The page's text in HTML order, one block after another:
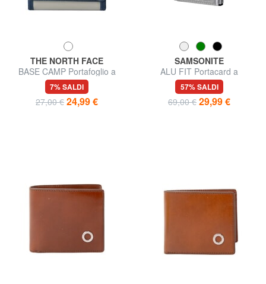
THE NORTH FACE
BASE CAMP Portafoglio a
strappo
7% SALDI
27,00 € 24,99 €
SAMSONITE
ALU FIT Portacard a
estrazione automatica
57% SALDI
69,00 € 29,99 €